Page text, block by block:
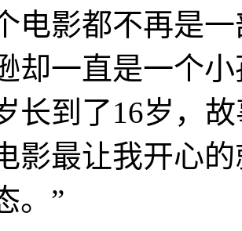
电影都不再是
却一直是一个
长到了16岁，
影最让我开心
。”